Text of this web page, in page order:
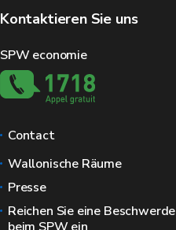
Kontaktieren Sie uns
SPW economie
Contact
Wallonische Räume
Presse
Reichen Sie eine Beschwerde